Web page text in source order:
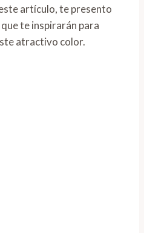
artículo, te presento
te inspirarán para
atractivo color.